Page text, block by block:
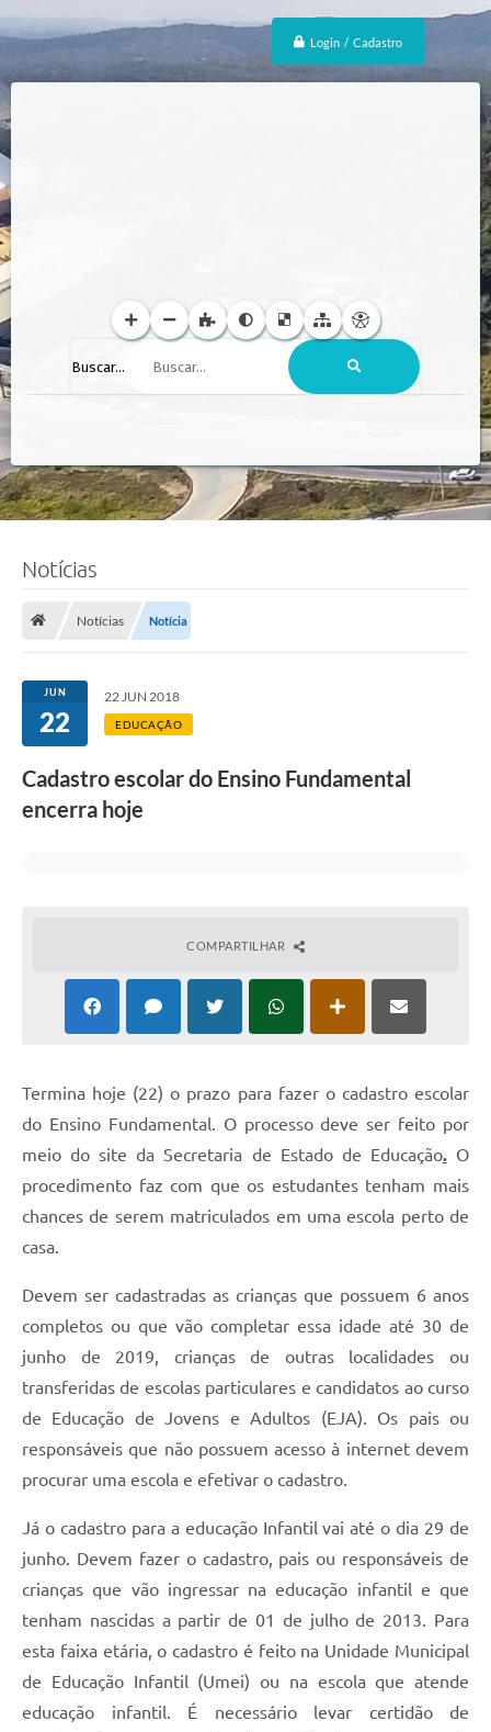
Login / Cadastro
Buscar...
Notícias
Notícias Notícia
JUN
22
22 JUN 2018
EDUCAÇÃO
Cadastro escolar do Ensino Fundamental
encerra hoje
COMPARTILHAR
Termina hoje (22) o prazo para fazer o cadastro escolar
do Ensino Fundamental. O processo deve ser feito por
meio do site da Secretaria de Estado de Educação.O
procedimento faz com que os estudantes tenham mais
chances de serem matriculados em uma escola perto de
casa.
Devem ser cadastradas as crianças que possuem 6 anos
completos ou que vão completar essa idade até 30 de
junho de 2019, crianças de outras localidades ou
transferidas de escolas particulares e candidatos ao curso
de Educação de Jovens e Adultos (EJA). Os pais ou
responsáveis que não possuem acesso à internet devem
procurar uma escola e efetivar o cadastro.
Já o cadastro para a educação Infantil vai até o dia 29 de
junho. Devem fazer o cadastro, pais ou responsáveis de
crianças que vão ingressar na educação infantil e que
tenham nascidas a partir de 01 de julho de 2013. Para
esta faixa etária, o cadastro é feito na Unidade Municipal
de Educação Infantil (Umei) ou na escola que atende
educação infantil. É necessário levar certidão de